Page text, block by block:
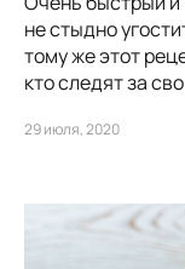
не стыдно
тому же этот
кто следят за
29 июля, 2020